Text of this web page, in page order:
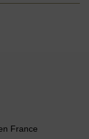
France